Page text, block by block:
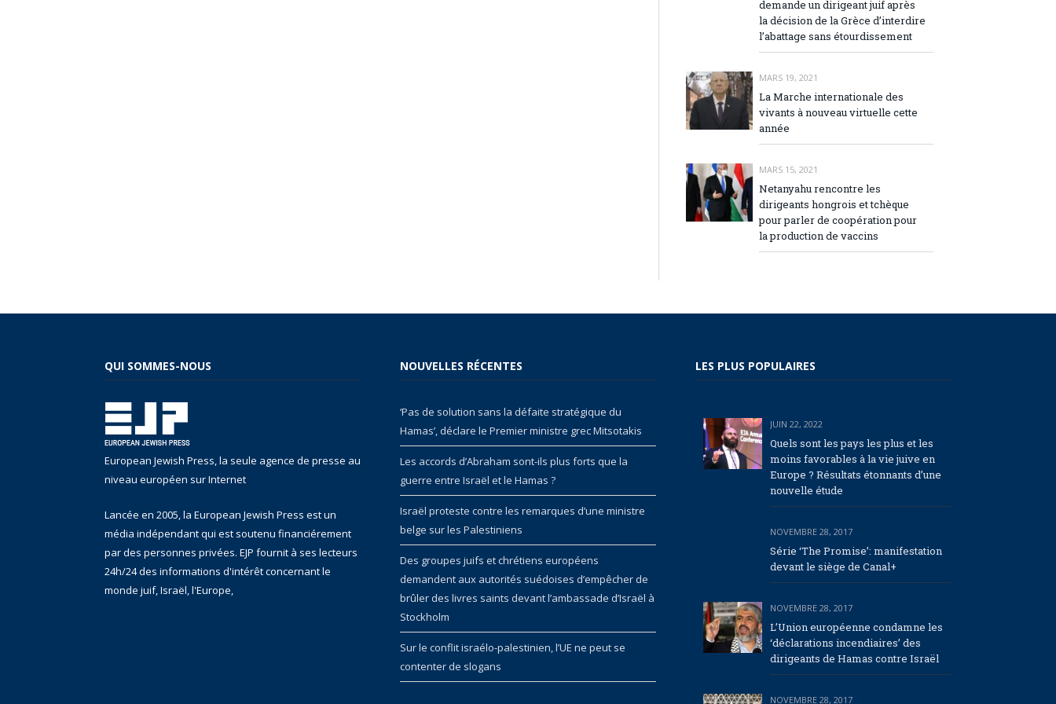
demande un dirigeant juif après
la décision de la Grèce d’interdire
l’abattage sans étourdissement
MARS 19, 2021
La Marche internationale des
vivants à nouveau virtuelle cette
année
MARS 15, 2021
Netanyahu rencontre les
dirigeants hongrois et tchèque
pour parler de coopération pour
la production de vaccins
QUI SOMMES-NOUS
European Jewish Press, la seule agence de presse au
niveau européen sur Internet
Lancée en 2005, la European Jewish Press est un
média indépendant qui est soutenu financiérement
par des personnes privées. EJP fournit à ses lecteurs
24h/24 des informations d'intérêt concernant le
monde juif, Israël, l'Europe,
NOUVELLES RÉCENTES
‘Pas de solution sans la défaite stratégique du
Hamas’, déclare le Premier ministre grec Mitsotakis
Les accords d’Abraham sont-ils plus forts que la
guerre entre Israël et le Hamas ?
Israël proteste contre les remarques d’une ministre
belge sur les Palestiniens
Des groupes juifs et chrétiens européens
demandent aux autorités suédoises d’empêcher de
brûler des livres saints devant l’ambassade d’Israël à
Stockholm
Sur le conflit israélo-palestinien, l’UE ne peut se
contenter de slogans
LES PLUS POPULAIRES
JUIN 22, 2022
Quels sont les pays les plus et les
moins favorables à la vie juive en
Europe ? Résultats étonnants d’une
nouvelle étude
NOVEMBRE 28, 2017
Série ‘The Promise’: manifestation
devant le siège de Canal+
NOVEMBRE 28, 2017
L’Union européenne condamne les
‘déclarations incendiaires’ des
dirigeants de Hamas contre Israël
NOVEMBRE 28, 2017